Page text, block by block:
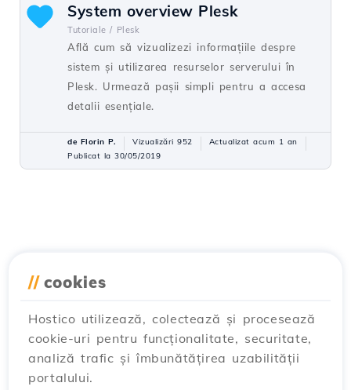
System overview Plesk
Tutoriale / Plesk
Află cum să vizualizezi informațiile despre
sistem și utilizarea resurselor serverului în
Plesk. Urmează pașii simpli pentru a accesa
detalii esențiale.
de Florin P. Vizualizări 952
Actualizat acum 1 an
Publicat la 30/05/2019
// cookies
Hostico utilizează, colectează și procesează
cookie-uri pentru funcționalitate, securitate,
analiză trafic și îmbunătățirea uzabilității
portalului.